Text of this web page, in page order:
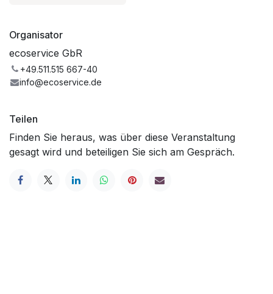
Organisator
ecoservice GbR
+49.511.515 667-40
info@ecoservice.de
Teilen
Finden Sie heraus, was über diese Veranstaltung
gesagt wird und beteiligen Sie sich am Gespräch.